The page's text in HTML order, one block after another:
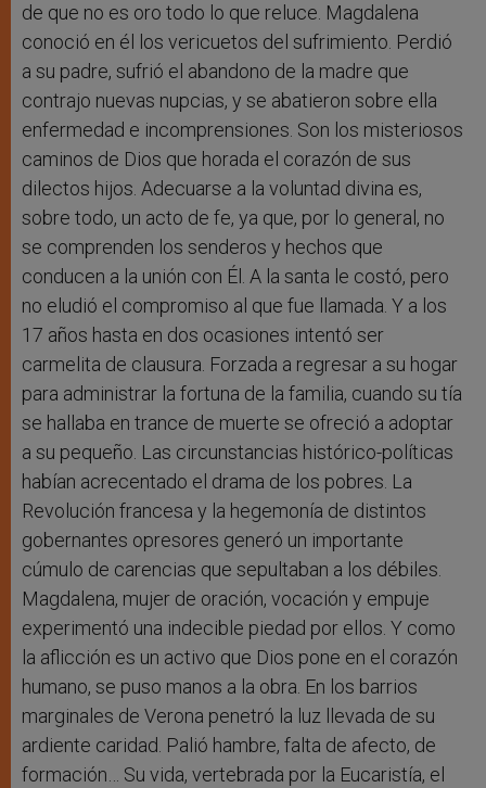
de que no es oro todo lo que reluce. Magdalena
conoció en él los vericuetos del sufrimiento. Perdió
a su padre, sufrió el abandono de la madre que
contrajo nuevas nupcias, y se abatieron sobre ella
enfermedad e incomprensiones. Son los misteriosos
caminos de Dios que horada el corazón de sus
dilectos hijos. Adecuarse a la voluntad divina es,
sobre todo, un acto de fe, ya que, por lo general, no
se comprenden los senderos y hechos que
conducen a la unión con Él. A la santa le costó, pero
no eludió el compromiso al que fue llamada. Y a los
17 años hasta en dos ocasiones intentó ser
carmelita de clausura. Forzada a regresar a su hogar
para administrar la fortuna de la familia, cuando su tía
se hallaba en trance de muerte se ofreció a adoptar
a su pequeño. Las circunstancias histórico-políticas
habían acrecentado el drama de los pobres. La
Revolución francesa y la hegemonía de distintos
gobernantes opresores generó un importante
cúmulo de carencias que sepultaban a los débiles.
Magdalena, mujer de oración, vocación y empuje
experimentó una indecible piedad por ellos. Y como
la aflicción es un activo que Dios pone en el corazón
humano, se puso manos a la obra. En los barrios
marginales de Verona penetró la luz llevada de su
ardiente caridad. Palió hambre, falta de afecto, de
formación… Su vida, vertebrada por la Eucaristía, el